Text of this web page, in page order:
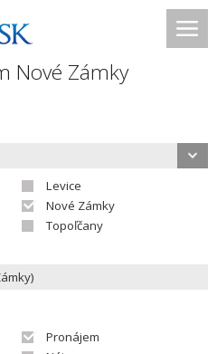
Nové Zámky
Levice
Nové Zámky
Topoľčany
Pronájem